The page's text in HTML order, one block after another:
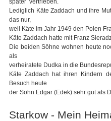
Lediglich Käte Zaddach und ihre
das nur,
weil Käte im Jahr 1949 den Polen
Käte Zaddach hatte mit Franz
Die beiden Söhne wohnen heute
als
verheiratete Dudka in die
Käte Zaddach hat ihren Kindern
Besuch heute
der Sohn Edgar (Edek) sehr gut als
Starkow - Mein